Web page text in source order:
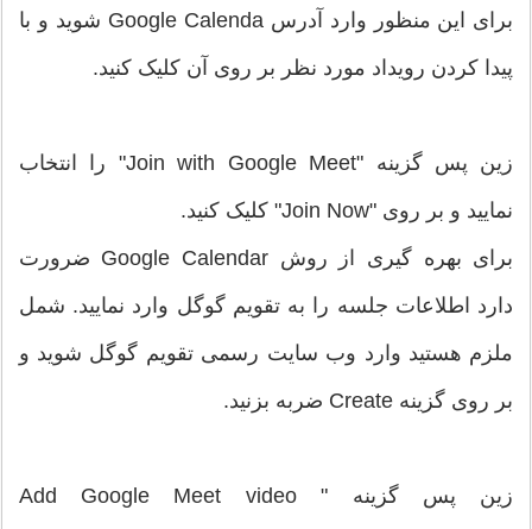
برای این منظور وارد آدرس Google Calenda شوید و با
پیدا کردن رویداد مورد نظر بر روی آن کلیک کنید.
زین پس گزینه "Join with Google Meet" را انتخاب
نمایید و بر روی "Join Now" کلیک کنید.
برای بهره گیری از روش Google Calendar ضرورت
دارد اطلاعات جلسه را به تقویم گوگل وارد نمایید. شمل
ملزم هستید وارد وب سایت رسمی تقویم گوگل شوید و
بر روی گزینه Create ضربه بزنید.
زین پس گزینه " Add Google Meet video